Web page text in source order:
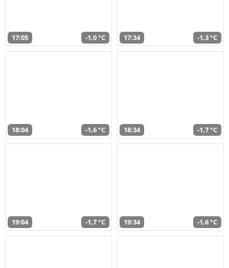
17:05 -1,0 °C 17:34 -1,3 °C
18:04 -1,6 °C 18:34 -1,7 °C
19:04 -1,7 °C 19:34 -1,6 °C